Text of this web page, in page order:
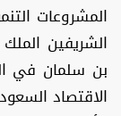
المشروعات
الشريفين
بن سلمان في
الاقتصاد